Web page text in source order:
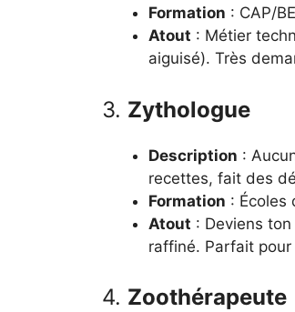
Formation : CAP/
Atout : Métier
aiguisé). Très
3. Zythologue
Description :
recettes, fait des
Formation : Écoles
Atout : Deviens
raffiné. Parfait
4. Zoothérapeute